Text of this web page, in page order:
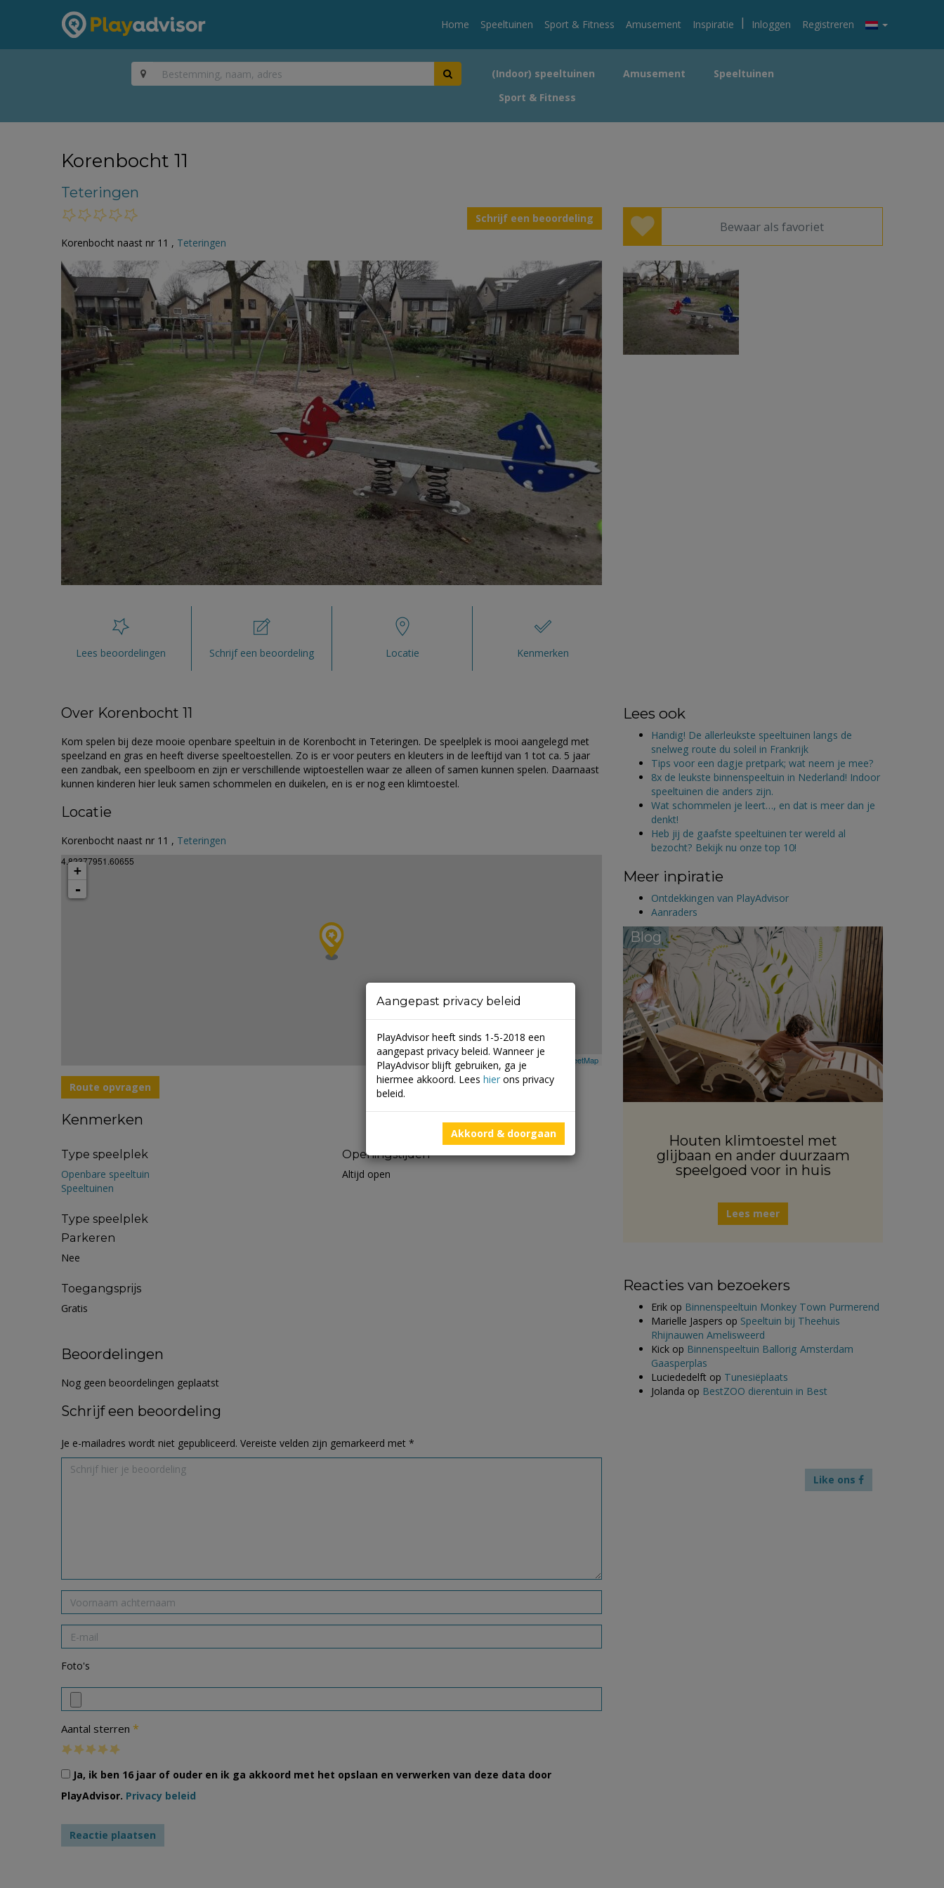
Home Speeltuinen Sport & Fitness Amusement Inspiratie | Inloggen Registreren
(Indoor) speeltuinen Amusement
Speeltuinen
Sport & Fitness
Korenbocht 11
Teteringen
Schrijf een beoordeling
Korenbocht naast nr 11 , Teteringen
Bewaar als favoriet
Lees beoordelingen Schrijf een beoordeling Locatie Kenmerken
Over Korenbocht 11
Kom spelen bij deze mooie openbare speeltuin in de Korenbocht in Teteringen. De speelplek is mooi aangelegd met
speelzand en gras en heeft diverse speeltoestellen. Zo is er voor peuters en kleuters in de leeftijd van 1 tot ca. 5 jaar
een zandbak, een speelboom en zijn er verschillende wiptoestellen waar ze alleen of samen kunnen spelen. Daarnaast
kunnen kinderen hier leuk samen schommelen en duikelen, en is er nog een klimtoestel.
Locatie
Korenbocht naast nr 11 , Teteringen
4.82377951.60655
+
-
Leaflet Mapbox © OpenStreetMap
Route opvragen
Kenmerken
Type speelplek
Openbare speeltuin
Speeltuinen
Type speelplek
Parkeren
Nee
Toegangsprijs
Gratis
Openingstijden
Altijd open
Beoordelingen
Nog geen beoordelingen geplaatst
Schrijf een beoordeling
Je e-mailadres wordt niet gepubliceerd. Vereiste velden zijn gemarkeerd met *
Foto's
Aantal sterren *
Ja, ik ben 16 jaar of ouder en ik ga akkoord met het opslaan en verwerken van deze data door
PlayAdvisor. Privacy beleid
Lees ook
Handig! De allerleukste speeltuinen langs de
snelweg route du soleil in Frankrijk
Tips voor een dagje pretpark; wat neem je mee?
8x de leukste binnenspeeltuin in Nederland! Indoor
speeltuinen die anders zijn.
Wat schommelen je leert…, en dat is meer dan je
denkt!
Heb jij de gaafste speeltuinen ter wereld al
bezocht? Bekijk nu onze top 10!
Meer inpiratie
Ontdekkingen van PlayAdvisor
Aanraders
Blog
Houten klimtoestel met
glijbaan en ander duurzaam
speelgoed voor in huis
Lees meer
Reacties van bezoekers
Erik op Binnenspeeltuin Monkey Town Purmerend
Marielle Jaspers op Speeltuin bij Theehuis
Rhijnauwen Amelisweerd
Kick op Binnenspeeltuin Ballorig Amsterdam
Gaasperplas
Luciededelft op Tunesiëplaats
Jolanda op BestZOO dierentuin in Best
Like ons
Aangepast privacy beleid
PlayAdvisor heeft sinds 1-5-2018 een
aangepast privacy beleid. Wanneer je
PlayAdvisor blijft gebruiken, ga je
hiermee akkoord. Lees hier ons privacy
beleid.
Akkoord & doorgaan